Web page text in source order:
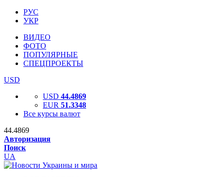
РУС
УКР
ВИДЕО
ФОТО
ПОПУЛЯРНЫЕ
СПЕЦПРОЕКТЫ
USD
USD 44.4869
EUR 51.3348
Все курсы валют
44.4869
Авторизация
Поиск
UA